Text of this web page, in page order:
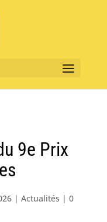
9e Prix
| Actualités | 0